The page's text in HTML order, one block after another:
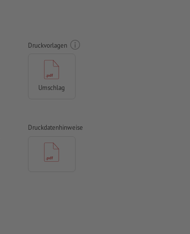
Druckvorlagen
Umschlag
Druckdatenhinweise